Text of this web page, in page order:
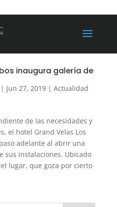
inaugura galería de
| Jun 27, 2019| Actualidad
de las necesidades y
el hotel Grand Velas Los
adelante al abrir una
sus instalaciones. Ubicado
lugar, que goza por cierto